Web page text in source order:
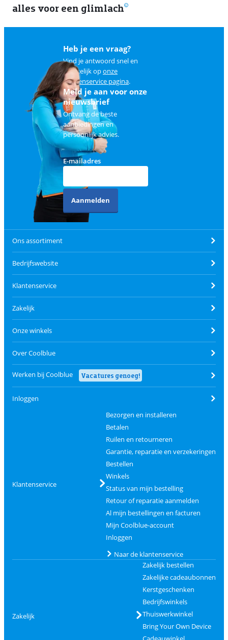
alles voor een glimlach
Heb je een vraag?
Vind je antwoord snel en
makkelijk oponze
klantenservice pagina.
Meld je aan voor onze
nieuwsbrief
Ontvang de beste
aanbiedingen en
persoonlijk advies.
E-mailadres
Aanmelden
Ons assortiment
Bedrijfswebsite
Klantenservice
Zakelijk
Onze winkels
Over Coolblue
Werken bij Coolblue Vacatures genoeg!
Inloggen
Klantenservice
Bezorgen en installeren
Betalen
Ruilen en retourneren
Garantie, reparatie en verzekeringen
Bestellen
Winkels
Status van mijn bestelling
Retour of reparatie aanmelden
Al mijn bestellingen en facturen
Mijn Coolblue-account
Inloggen
Naar de klantenservice
Zakelijk
Zakelijk bestellen
Zakelijke cadeaubonnen
Kerstgeschenken
Bedrijfswinkels
Thuiswerkwinkel
Bring Your Own Device